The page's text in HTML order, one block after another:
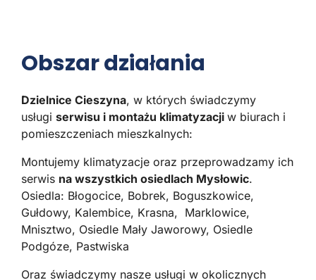
Obszar działania
Dzielnice Cieszyna, w których świadczymy
usługi serwisu i montażu klimatyzacji w biurach i
pomieszczeniach mieszkalnych:
Montujemy klimatyzacje oraz przeprowadzamy ich
serwis na wszystkich osiedlach Mysłowic.
Osiedla: Błogocice, Bobrek, Boguszkowice,
Gułdowy, Kalembice, Krasna, Marklowice,
Mnisztwo, Osiedle Mały Jaworowy, Osiedle
Podgóze, Pastwiska
Oraz świadczymy nasze usługi w okolicznych